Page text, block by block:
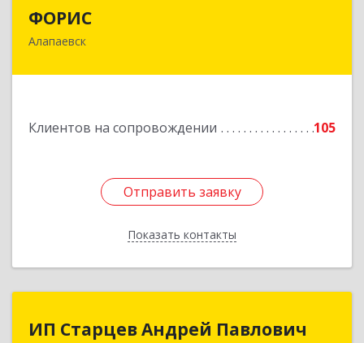
ФОРИС
Алапаевск
Клиентов на сопровождении 105
Отправить заявку
Показать контакты
624601, Свердловская обл, Алапаевск г, Ленина
Отправить заявку
Назад
ИП Старцев Андрей Павлович
ИП Старцев Андрей Павлович